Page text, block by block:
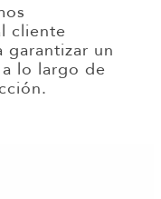
cliente
garantizar un
lo largo de